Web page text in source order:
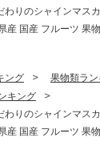
わりのシャインマス
産 国産 フルーツ 果
ング
果物類ラ
キング
わりのシャインマス
産 国産 フルーツ 果